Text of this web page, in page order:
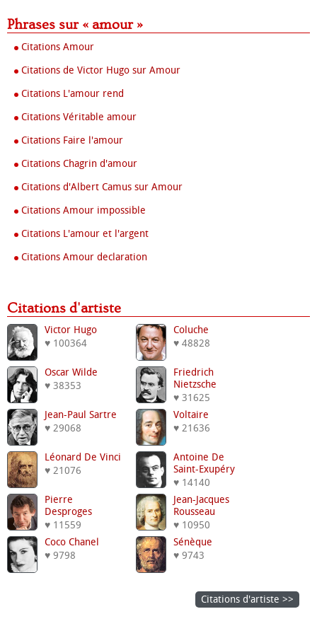
Phrases sur « amour »
Citations Amour
Citations de Victor Hugo sur Amour
Citations L'amour rend
Citations Véritable amour
Citations Faire l'amour
Citations Chagrin d'amour
Citations d'Albert Camus sur Amour
Citations Amour impossible
Citations L'amour et l'argent
Citations Amour declaration
Citations d'artiste
Victor Hugo
♥ 100364
Coluche
♥ 48828
Oscar Wilde
♥ 38353
Friedrich
Nietzsche
♥ 31625
Jean-Paul Sartre
♥ 29068
Voltaire
♥ 21636
Léonard De Vinci
♥ 21076
Antoine De
Saint-Exupéry
♥ 14140
Pierre
Desproges
♥ 11559
Jean-Jacques
Rousseau
♥ 10950
Coco Chanel
♥ 9798
Sénèque
♥ 9743
Citations d'artiste >>